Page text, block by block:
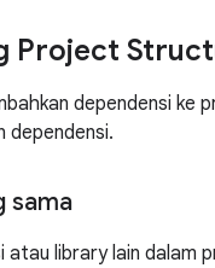
Project
dependensi ke
dependensi.
sama
atau library lain dalam